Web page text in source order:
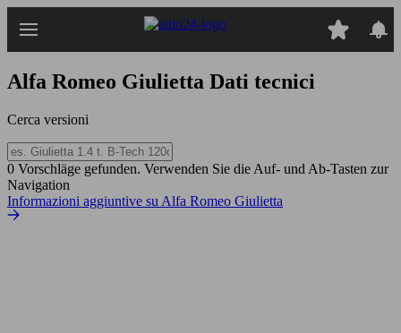
Alfa Romeo Giulietta Dati tecnici
Cerca versioni
0 Vorschläge gefunden. Verwenden Sie die Auf- und Ab-Tasten zur
Navigation
Informazioni aggiuntive su Alfa Romeo Giulietta